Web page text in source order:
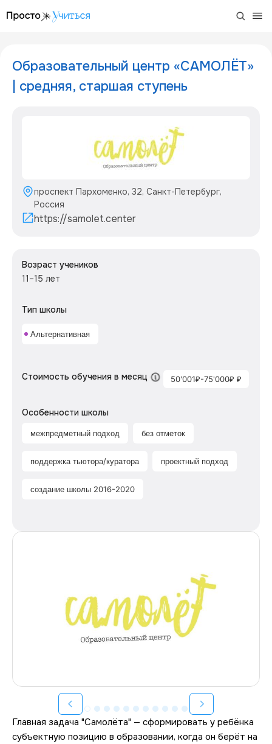
Образовательный центр «САМОЛЁТ»
| средняя, старшая ступень
проспект Пархоменко, 32, Санкт-Петербург,
Россия
https://samolet.center
Возраст учеников
11–15 лет
Тип школы
Альтернативная
Стоимость обучения в месяц 50'001₽-75'000₽ ₽
Особенности школы
межпредметный подход без отметок
поддержка тьютора/куратора проектный подход
создание школы 2016-2020
Главная задача "Самолёта" — сформировать у ребёнка
субъектную позицию в образовании, когда он берёт на